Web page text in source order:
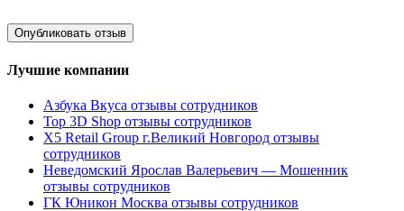
Лучшие компании
Азбука Вкуса отзывы сотрудников
Top 3D Shop отзывы сотрудников
X5 Retail Group г.Великий Новгород отзывы
сотрудников
Неведомский Ярослав Валерьевич — Мошенник
отзывы сотрудников
ГК Юникон Москва отзывы сотрудников